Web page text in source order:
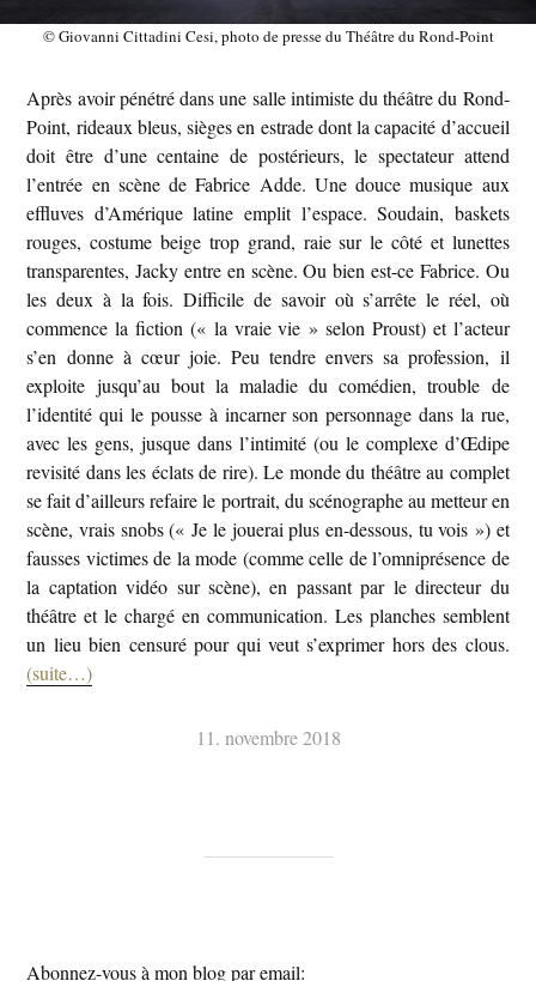
© Giovanni Cittadini Cesi, photo de presse du Théâtre du Rond-Point
Après avoir pénétré dans une salle intimiste du théâtre du Rond-
Point, rideaux bleus, sièges en estrade dont la capacité d’accueil
doit être d’une centaine de postérieurs, le spectateur attend
l’entrée en scène de Fabrice Adde. Une douce musique aux
effluves d’Amérique latine emplit l’espace. Soudain, baskets
rouges, costume beige trop grand, raie sur le côté et lunettes
transparentes, Jacky entre en scène. Ou bien est-ce Fabrice. Ou
les deux à la fois. Difficile de savoir où s’arrête le réel, où
commence la fiction (« la vraie vie » selon Proust) et l’acteur
s’en donne à cœur joie. Peu tendre envers sa profession, il
exploite jusqu’au bout la maladie du comédien, trouble de
l’identité qui le pousse à incarner son personnage dans la rue,
avec les gens, jusque dans l’intimité (ou le complexe d’Œdipe
revisité dans les éclats de rire). Le monde du théâtre au complet
se fait d’ailleurs refaire le portrait, du scénographe au metteur en
scène, vrais snobs (« Je le jouerai plus en-dessous, tu vois ») et
fausses victimes de la mode (comme celle de l’omniprésence de
la captation vidéo sur scène), en passant par le directeur du
théâtre et le chargé en communication. Les planches semblent
un lieu bien censuré pour qui veut s’exprimer hors des clous.
(suite…)
11. novembre 2018
Abonnez-vous à mon blog par email: